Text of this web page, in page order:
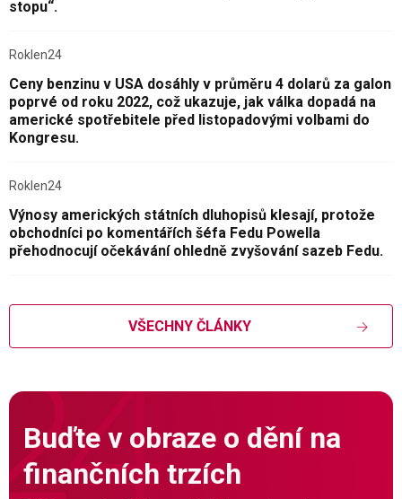
stopu“.
Roklen24
Ceny benzinu v USA dosáhly v průměru 4 dolarů za galon
poprvé od roku 2022, což ukazuje, jak válka dopadá na
americké spotřebitele před listopadovými volbami do
Kongresu.
Roklen24
Výnosy amerických státních dluhopisů klesají, protože
obchodníci po komentářích šéfa Fedu Powella
přehodnocují očekávání ohledně zvyšování sazeb Fedu.
VŠECHNY ČLÁNKY
Buďte v obraze o dění na
finančních trzích